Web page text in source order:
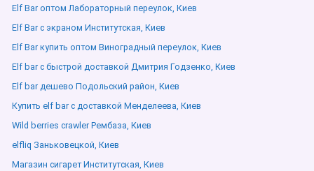
Elf Bar оптом Лабораторный переулок, Киев
Elf Bar с экраном Институтская, Киев
Elf Bar купить оптом Виноградный переулок, Киев
Elf bar с быстрой доставкой Дмитрия Годзенко, Киев
Elf bar дешево Подольский район, Киев
Купить elf bar с доставкой Менделеева, Киев
Wild berries crawler Рембаза, Киев
elfliq Заньковецкой, Киев
Магазин сигарет Институтская, Киев